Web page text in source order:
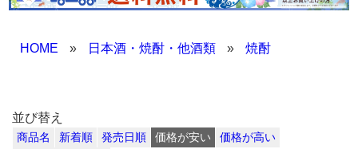
HOME » 日本酒・焼酎・他酒類 » 焼酎
並び替え
商品名 新着順 発売日順 価格が安い
価格が高い